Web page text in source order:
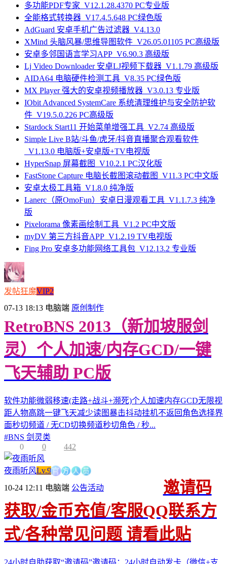
多功能PDF专家_V12.1.28.4370 PC专业版
全能格式转换器_V17.4.5.648 PC绿色版
AdGuard 安卓手机广告过滤器_V4.13.0
XMind 头脑风暴/思维导图软件_V26.05.01105 PC高级版
安卓多邻国语言学习APP_V6.90.3 高级版
Lj Video Downloader 安卓LJ视频下载器_V1.1.79 高级版
AIDA64 电脑硬件检测工具_V8.35 PC绿色版
MX Player 强大的安卓视频播放器_V3.0.13 专业版
IObit Advanced SystemCare 系统清理维护与安全防护软
件_V19.5.0.226 PC高级版
Stardock Start11 开始菜单增强工具_V2.74 高级版
Simple Live B站/斗鱼/虎牙/抖音直播聚合观看软件
_V1.13.0 电脑版+安卓版+TV电视版
HyperSnap 屏幕截图_V10.2.1 PC汉化版
FastStone Capture 电脑长截图滚动截图_V11.3 PC中文版
安卓太极工具箱_V1.8.0 纯净版
Lanerc（原OmoFun）安卓日漫观看工具_V1.1.7.3 纯净
版
Pixelorama 像素画绘制工具_V1.2 PC中文版
myDV 第三方抖音APP_V1.2.19 TV电视版
Fing Pro 安卓多功能网络工具包_V12.13.2 专业版
发帖狂魔VIP2
07-13 18:13 电脑端 原创制作
RetroBNS 2013（新加坡服剑
灵）个人加速/内存GCD/一键
飞天辅助 PC版
软件功能微弱移速(走路+战斗+濒死)个人加速内存GCD无限视
距人物高跳一键飞天减少读图暴击抖动挂机不返回角色选择界
面秒切频道 / 无CD切换频道秒切角色 / 秒...
#BNS 剑灵类
0
0 442
夜雨听风Lv.9官方人员
10-24 12:11 电脑端 公告活动
邀请码
获取/金币充值/客服QQ联系方
式/各种常见问题 请看此贴
24小时自助获取“邀请码”邀请码：24小时自动发卡（微信+支